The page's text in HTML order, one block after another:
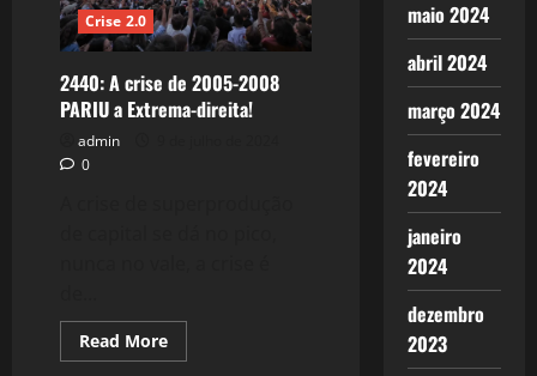
de
Lula
e
Governo.
Crise 2.0
2440: A crise de 2005-2008
PARIU a Extrema-direita!
admin
0
Read MoreRead
more
maio 2024
abril 2024
março 2024
fevereiro
2024
janeiro
2024
dezembro
2023